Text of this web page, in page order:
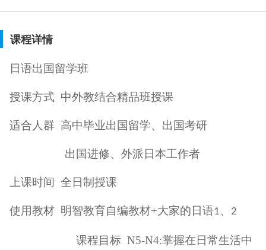
课程详情
日语出国留学班
授课方式 中外教结合精品班授课
适合人群 高中毕业出国留学、出国考研
出国进修、外派日本工作者
上课时间 全日制授课
使用教材 明智教育自编教材+大家的日语1、 2
课程目标N5-N4:掌握在日常生活中